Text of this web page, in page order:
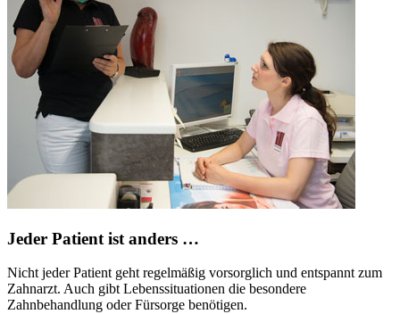
Jeder Patient ist anders …
Nicht jeder Patient geht regelmäßig vorsorglich und entspannt zum
Zahnarzt. Auch gibt Lebenssituationen die besondere
Zahnbehandlung oder Fürsorge benötigen.